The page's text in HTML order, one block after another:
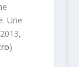
Une
)